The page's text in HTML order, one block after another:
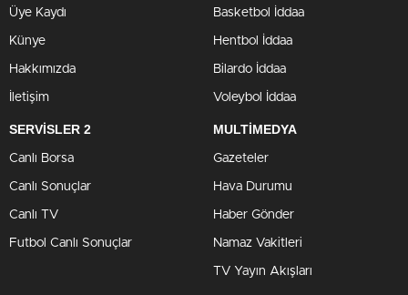
Üye Kaydı
Künye
Hakkımızda
İletişim
Basketbol İddaa
Hentbol İddaa
Bilardo İddaa
Voleybol İddaa
SERVİSLER 2
Canlı Borsa
Canlı Sonuçlar
Canlı TV
Futbol Canlı Sonuçlar
MULTİMEDYA
Gazeteler
Hava Durumu
Haber Gönder
Namaz Vakitleri
TV Yayın Akışları